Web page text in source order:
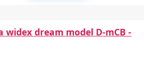
widex dream model D-mCB -